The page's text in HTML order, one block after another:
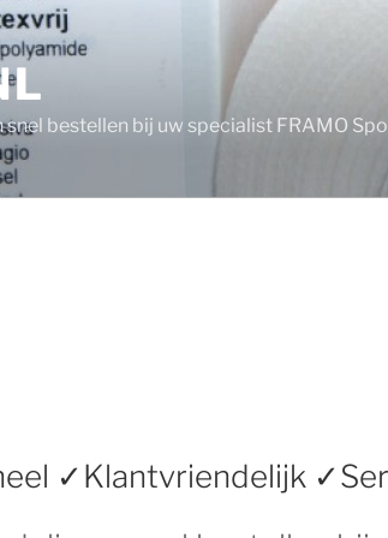
bestellen bij uw specialist FRAMO
✓Klantvriendelijk